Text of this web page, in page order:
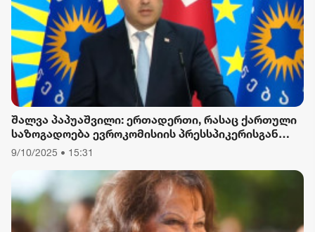
შალვა პაპუაშვილი: ერთადერთი, რასაც ქართული
საზოგადოება ევროკომისიის პრესსპიკერისგან
მოელის, არის ბოდიში ხელისუფლების დამხობის
9/10/2025 • 15:31